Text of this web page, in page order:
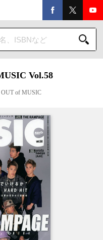
Vol.58
OUT of MUSIC